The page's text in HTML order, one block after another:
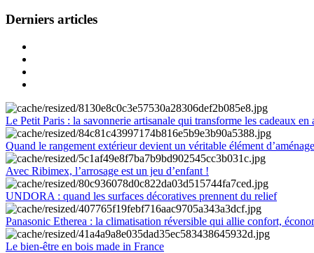
Derniers articles
Le Petit Paris : la savonnerie artisanale qui transforme les cadeaux en
Quand le rangement extérieur devient un véritable élément
Avec Ribimex, l’arrosage est un jeu d’enfant !
UNDORA : quand les surfaces décoratives prennent du relief
Panasonic Etherea : la climatisation réversible qui allie confort,
Le bien-être en bois made in France